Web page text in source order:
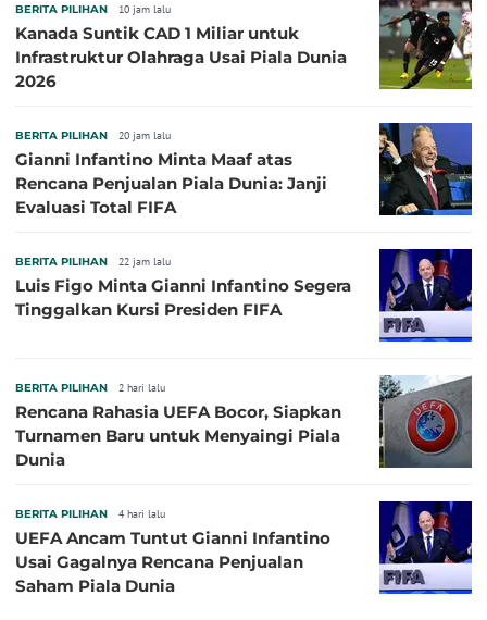
BERITA PILIHAN 10 jam lalu
Kanada Suntik CAD 1 Miliar untuk
Infrastruktur Olahraga Usai Piala Dunia
2026
BERITA PILIHAN 20 jam lalu
Gianni Infantino Minta Maaf atas
Rencana Penjualan Piala Dunia: Janji
Evaluasi Total FIFA
BERITA PILIHAN 22 jam lalu
Luis Figo Minta Gianni Infantino Segera
Tinggalkan Kursi Presiden FIFA
BERITA PILIHAN 2 hari lalu
Rencana Rahasia UEFA Bocor, Siapkan
Turnamen Baru untuk Menyaingi Piala
Dunia
BERITA PILIHAN 4 hari lalu
UEFA Ancam Tuntut Gianni Infantino
Usai Gagalnya Rencana Penjualan
Saham Piala Dunia